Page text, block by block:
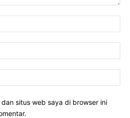
dan situs web saya di browser ini